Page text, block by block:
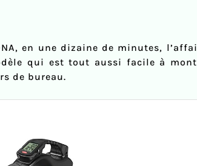
en une dizaine de minutes,
qui est tout aussi facile à
de bureau.